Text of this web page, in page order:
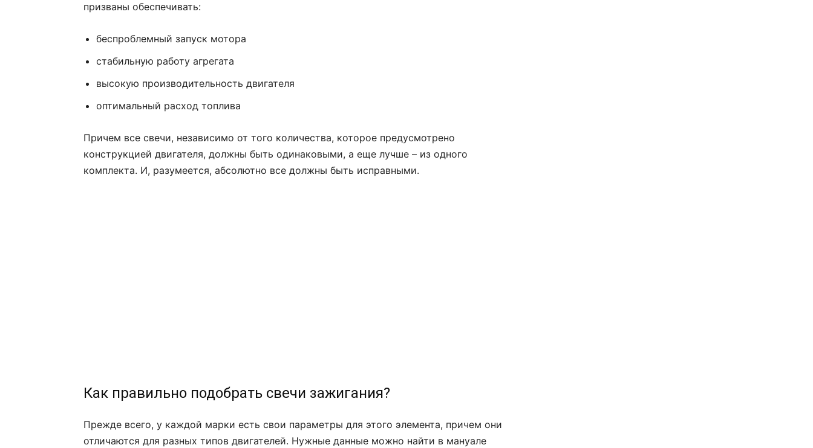
призваны обеспечивать:
беспроблемный запуск мотора
стабильную работу агрегата
высокую производительность двигателя
оптимальный расход топлива
Причем все свечи, независимо от того количества, которое предусмотрено
конструкцией двигателя, должны быть одинаковыми, а еще лучше – из одного
комплекта. И, разумеется, абсолютно все должны быть исправными.
Как правильно подобрать свечи зажигания?
Прежде всего, у каждой марки есть свои параметры для этого элемента, причем они
отличаются для разных типов двигателей. Нужные данные можно найти в мануале